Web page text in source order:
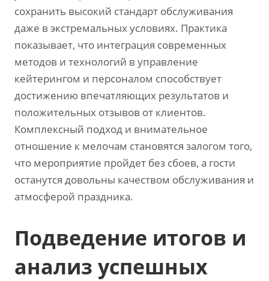
сохранить высокий стандарт обслуживания
даже в экстремальных условиях. Практика
показывает, что интеграция современных
методов и технологий в управление
кейтерингом и персоналом способствует
достижению впечатляющих результатов и
положительных отзывов от клиентов.
Комплексный подход и внимательное
отношение к мелочам становятся залогом того,
что мероприятие пройдет без сбоев, а гости
останутся довольны качеством обслуживания и
атмосферой праздника.
Подведение итогов и
анализ успешных